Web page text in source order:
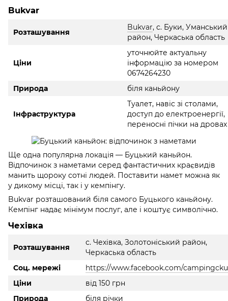
Bukvar
Розташування
Bukvar, с. Буки, Уманський
район, Черкаська область
Ціни
уточнюйте актуальну
інформацію за номером
0674264230
Природа
біля каньйону
Інфраструктура
Туалет, навіс зі столами,
доступ до електроенергії,
переносні пічки на дровах
Ще одна популярна локація — Буцький каньйон.
Відпочинок з наметами серед фантастичних краєвидів
манить щороку сотні людей. Поставити намет можна як
у дикому місці, так і у кемпінгу.
Bukvar розташований біля самого Буцького каньйону.
Кемпінг надає мінімум послуг, але і коштує символічно.
Чехівка
Розташування
с. Чехівка, Золотоніський район,
Черкаська область
Соц. мережі
https://www.facebook.com/
Ціни
від 150 грн
Природа
біля річки